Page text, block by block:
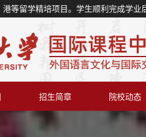
等留学精培项目。学生顺利完成学业
招生简章 院校动态